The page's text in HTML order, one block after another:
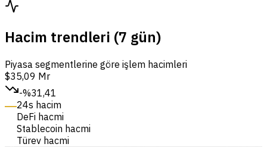
Hacim trendleri (7 gün)
Piyasa segmentlerine göre işlem hacimleri
$35,09 Mr
-%31,41
24s hacim
DeFi hacmi
Stablecoin hacmi
Türev hacmi